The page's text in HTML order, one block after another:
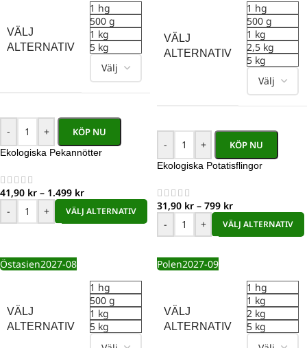
VÄLJ
ALTERNATIV
1 hg
500 g
1 kg
5 kg
- + KÖP NU
Ekologiska Pekannötter
41,90 kr – 1.499 kr
-
+ VÄLJ ALTERNATIV
VÄLJ
ALTERNATIV
1 hg
500 g
1 kg
2,5 kg
5 kg
- + KÖP NU
Ekologiska Potatisflingor
31,90 kr – 799 kr
-
+ VÄLJ ALTERNATIV
Östasien2027-08
VÄLJ
ALTERNATIV
1 hg
500 g
1 kg
5 kg
Polen2027-09
VÄLJ
ALTERNATIV
1 hg
1 kg
2 kg
5 kg